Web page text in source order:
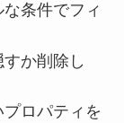
条件でフィ
か削除し
ロパティを